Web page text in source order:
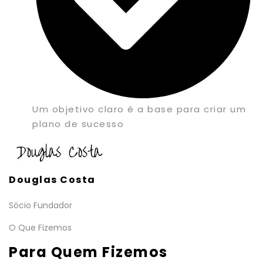
Um objetivo claro é a base para criar um
plano de sucesso
Douglas Costa
Sócio Fundador
O Que Fizemos
Para Quem Fizemos